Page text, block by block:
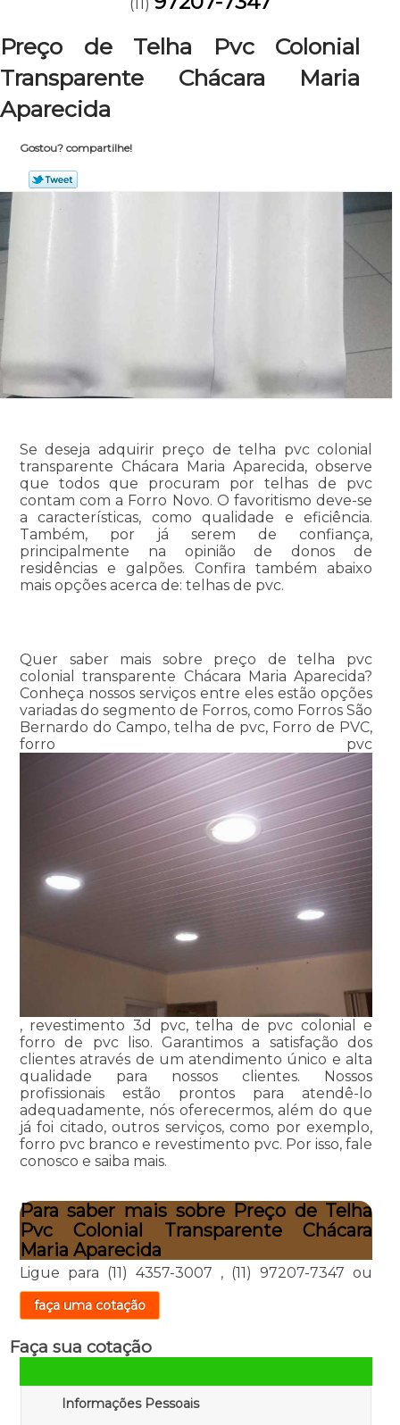
(11)
Preço de Telha Pvc Colonial
Transparente Chácara Maria
Aparecida
Gostou? compartilhe!
Se deseja adquirir preço de telha pvc colonial
transparente Chácara Maria Aparecida, observe
que todos que procuram por telhas de pvc
contam com a Forro Novo. O favoritismo deve-se
a características, como qualidade e eficiência.
Também, por já serem de confiança,
principalmente na opinião de donos de
residências e galpões. Confira também abaixo
mais opções acerca de: telhas de pvc.
Quer saber mais sobre preço de telha pvc
colonial transparente Chácara Maria Aparecida?
Conheça nossos serviços entre eles estão opções
variadas do segmento de Forros, como Forros São
Bernardo do Campo, telha de pvc, Forro de PVC,
forro pvc
, revestimento 3d pvc, telha de pvc colonial e
forro de pvc liso. Garantimos a satisfação dos
clientes através de um atendimento único e alta
qualidade para nossos clientes. Nossos
profissionais estão prontos para atendê-lo
adequadamente, nós oferecermos, além do que
já foi citado, outros serviços, como por exemplo,
forro pvc branco e revestimento pvc. Por isso, fale
conosco e saiba mais.
Para saber mais sobre Preço de Telha
Pvc Colonial Transparente Chácara
Maria Aparecida
Ligue para (11) 4357-3007 , (11) 97207-7347 ou
faça uma cotação
Faça sua cotação
Informações Pessoais